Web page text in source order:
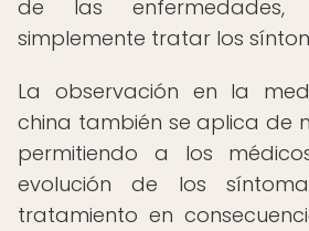
de las
simplemente tratar los
La observación en la
china también se aplica de
permitiendo a los
evolución de los
tratamiento en